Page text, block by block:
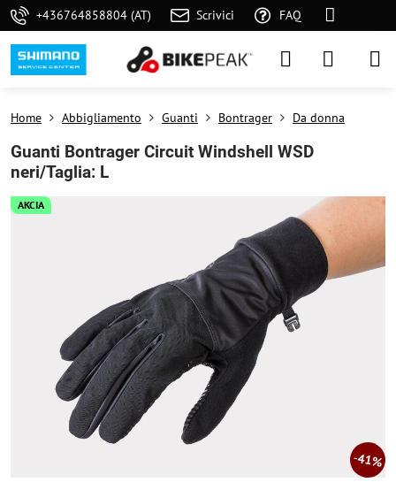
+436764858804 (AT) Scrivici FAQ
AKCIA
41%
Home Abbigliamento Guanti Bontrager Da donna
Guanti Bontrager Circuit Windshell WSD
neri/Taglia: L